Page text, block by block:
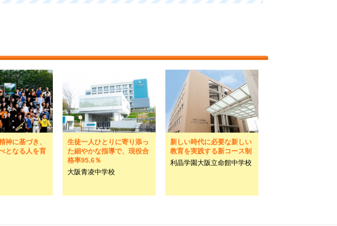
神に基づき、
となる人を育
生徒一人ひとりに寄り添っ
た細やかな指導で、現役合
格率95.6％
大阪青凌中学校
新しい時代に必要な新しい
教育を実践する新コース制
利晶学園大阪立命館中学校